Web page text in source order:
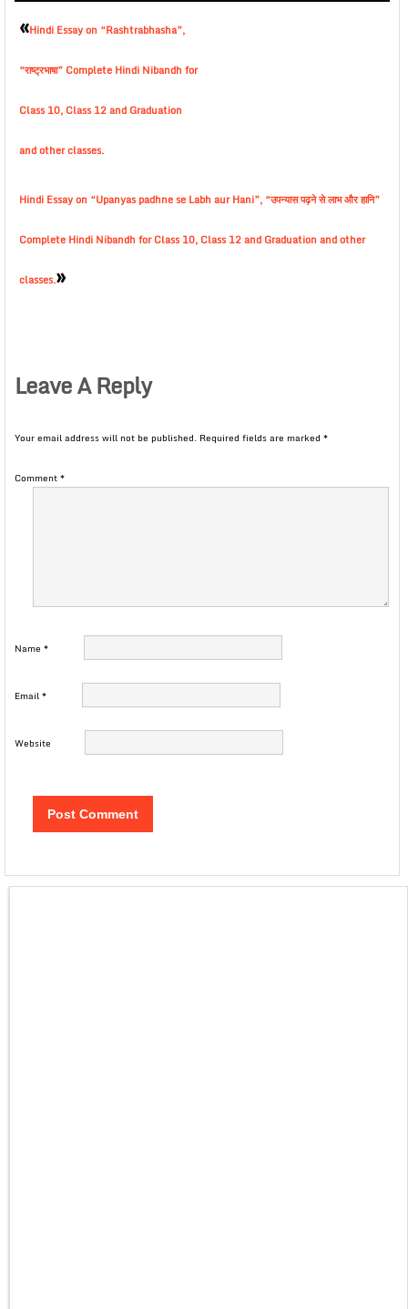
«Hindi Essay on “Rashtrabhasha”,
“राष्ट्रभाषा” Complete Hindi Nibandh for
Class 10, Class 12 and Graduation
and other classes.
Hindi Essay on “Upanyas padhne se Labh aur Hani”, “उपन्यास पढ़ने से लाभ और हानि”
Complete Hindi Nibandh for Class 10, Class 12 and Graduation and other
classes.»
Leave A Reply
Your email address will not be published. Required fields are marked *
Comment*
Name *
Email*
Website